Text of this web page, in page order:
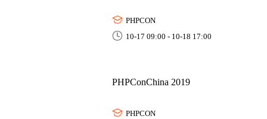
PHPCON
10-17 09:00 - 10-18 17:00
PHPConChina 2019
PHPCON